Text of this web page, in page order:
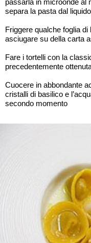
passarla in microonde al
separa la pasta dal
Friggere qualche foglia
asciugare su della carta
Fare i tortelli con la
precedentemente
Cuocere in abbondante
cristalli di basilico e
secondo momento